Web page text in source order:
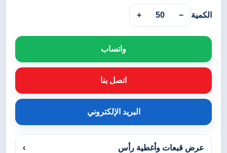
الكمية −
50
+
واتساب
اتصل بنا
البريد الإلكتروني
عرض قبعات وأغطية رأس ›